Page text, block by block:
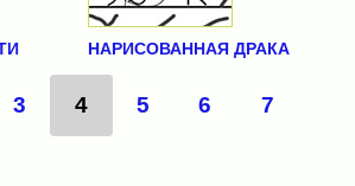
НАРИСОВАННАЯ ДРАКА
3 4 5 6 7